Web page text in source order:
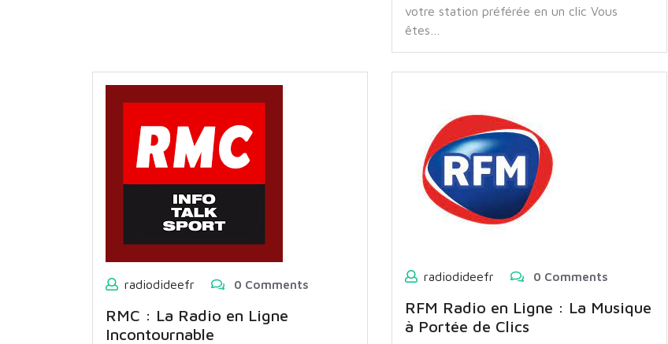
votre station préférée en un clic Vous
êtes…
radiodideefr 0 Comments
RMC : La Radio en Ligne
Incontournable
radiodideefr 0 Comments
RFM Radio en Ligne : La Musique
à Portée de Clics